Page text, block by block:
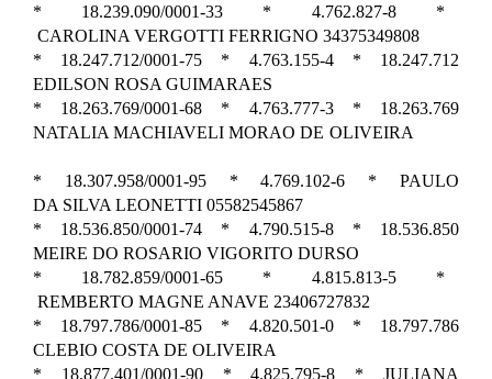
* 18.239.090/0001-33 * 4.762.827-8 *
CAROLINA VERGOTTI FERRIGNO 34375349808
* 18.247.712/0001-75 * 4.763.155-4 * 18.247.712
EDILSON ROSA GUIMARAES
* 18.263.769/0001-68 * 4.763.777-3 * 18.263.769
NATALIA MACHIAVELI MORAO DE OLIVEIRA
* 18.307.958/0001-95 * 4.769.102-6 * PAULO
DA SILVA LEONETTI 05582545867
* 18.536.850/0001-74 * 4.790.515-8 * 18.536.850
MEIRE DO ROSARIO VIGORITO DURSO
* 18.782.859/0001-65 * 4.815.813-5 *
REMBERTO MAGNE ANAVE 23406727832
* 18.797.786/0001-85 * 4.820.501-0 * 18.797.786
CLEBIO COSTA DE OLIVEIRA
* 18.877.401/0001-90 * 4.825.795-8 * JULIANA